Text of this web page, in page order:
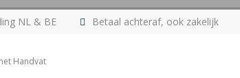
NL & BE Betaal achteraf, ook zakelijk
Handvat